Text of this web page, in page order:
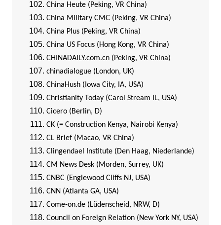
China Heute (Peking, VR China)
China Military CMC (Peking, VR China)
China Plus (Peking, VR China)
China US Focus (Hong Kong, VR China)
CHINADAILY.com.cn (Peking, VR China)
chinadialogue (London, UK)
ChinaHush (Iowa City, IA, USA)
Christianity Today (Carol Stream IL, USA)
Cicero (Berlin, D)
CK (= Construction Kenya, Nairobi Kenya)
CL Brief (Macao, VR China)
Clingendael Institute (Den Haag, Niederlande)
CM News Desk (Morden, Surrey, UK)
CNBC (Englewood Cliffs NJ, USA)
CNN (Atlanta GA, USA)
Come-on.de (Lüdenscheid, NRW, D)
Council on Foreign Relation (New York NY, USA)